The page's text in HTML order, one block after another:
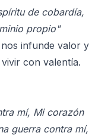
de cobardía,
propio"
infunde valor y
con valentía.
mí, Mi corazón
guerra contra mí,